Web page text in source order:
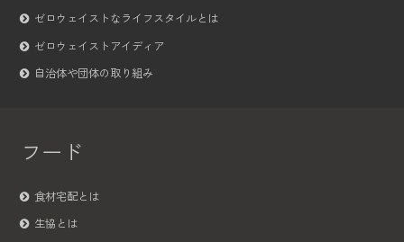
ゼロウェイストなライフスタイルとは
ゼロウェイストアイディア
自治体や団体の取り組み
フード
食材宅配とは
生協とは